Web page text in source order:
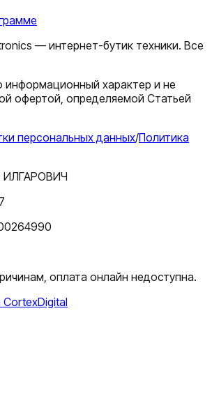
— интернет-бутик техники. Все
информационный характер и не
офертой, определяемой Статьей
персональных данных/Политика
оплата онлайн недоступна.